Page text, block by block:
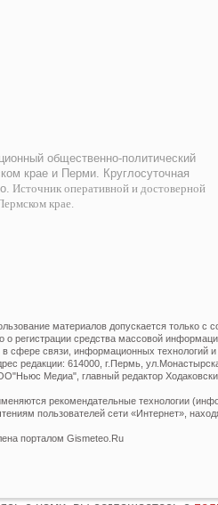
общественно-политический
крае и Перми. Круглосуточная
Источник оперативной и достоверной
крае.
материалов допускается только с
о регистрации средства массовой
сфере связи, информационных технологий
редакции: 614000, г.Пермь,
Медиа", главный редактор
рекомендательные технологии
пользователей сети «Интернет»,
порталом Gismeteo.Ru